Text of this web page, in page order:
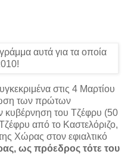
στις 4 Μαρτίου
των πρώτων
κυβέρνηση του Τζέφρυ (50
από το Καστελόριζο,
Χώρας στον εφιαλτικό
ως πρόεδρος τότε του